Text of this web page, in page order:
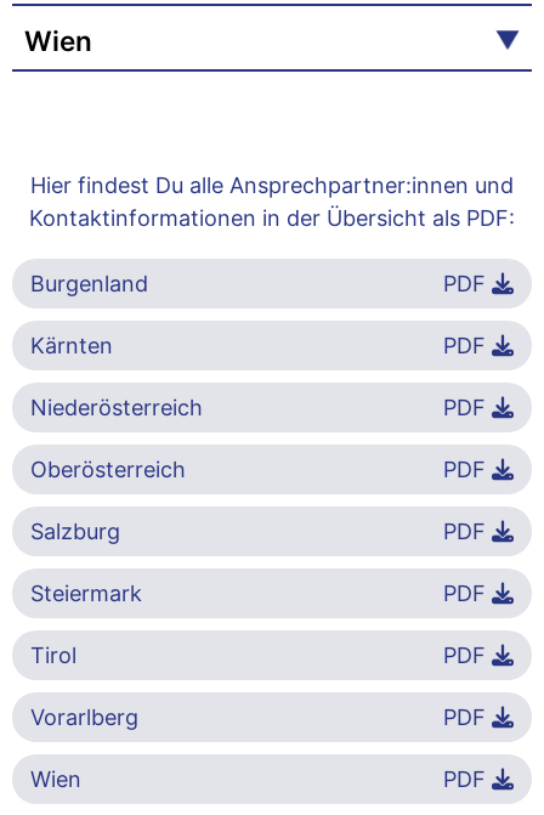
Wien
Hier findest Du alle Ansprechpartner:innen und
Kontaktinformationen in der Übersicht als PDF:
Burgenland PDF
Kärnten PDF
Niederösterreich PDF
Oberösterreich PDF
Salzburg PDF
Steiermark PDF
Tirol PDF
Vorarlberg PDF
Wien PDF